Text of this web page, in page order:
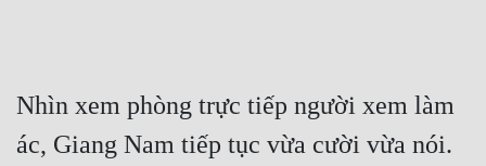
Nhìn xem phòng trực tiếp người xem làm
ác, Giang Nam tiếp tục vừa cười vừa nói.